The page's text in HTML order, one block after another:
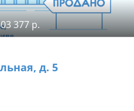
377 р.
д. 5